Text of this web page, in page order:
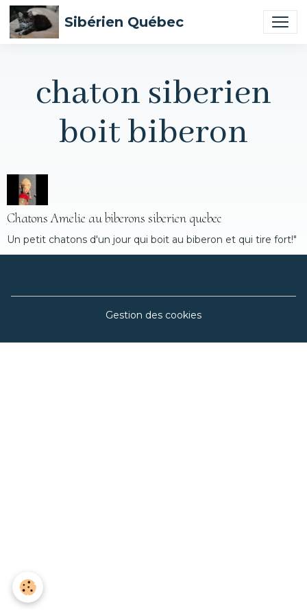
Sibérien Québec
chaton siberien
boit biberon
Chatons Amelie au biberons siberien quebec
Un petit chatons d'un jour qui boit au biberon et qui tire fort!"
Gestion des cookies